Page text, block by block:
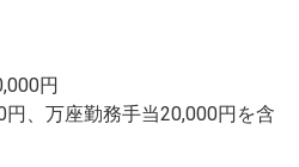
円
円、万座勤務手当20,000円を含